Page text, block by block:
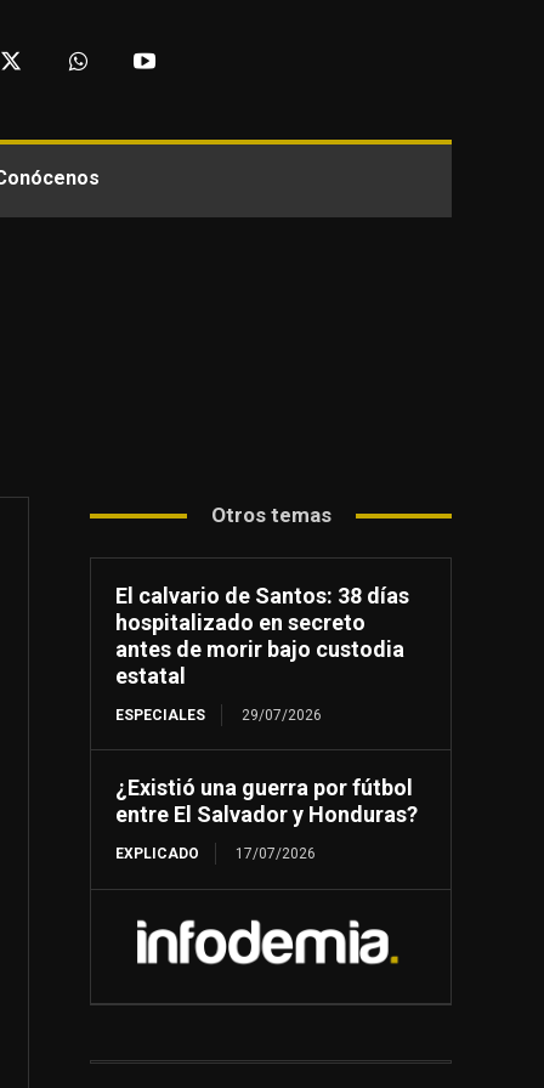
Otros temas
El calvario de Santos: 38 días
hospitalizado en secreto
antes de morir bajo custodia
estatal
ESPECIALES 29/07/2026
¿Existió una guerra por fútbol
entre El Salvador y Honduras?
EXPLICADO 17/07/2026